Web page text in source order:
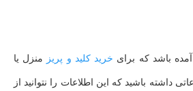
باشد که برای خرید کلید و پریز منزل یا
داشته باشید که این اطلاعات را نتوانید از